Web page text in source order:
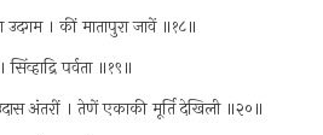
उदगम । कीं मातापुरा जावें ॥१८॥
पर्वता ॥१९॥
अंतरीं । तेणें एकाकी मूर्ति देखिली ॥२०॥